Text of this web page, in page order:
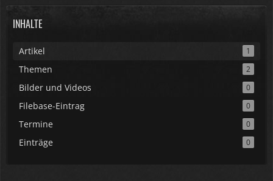
INHALTE
Artikel 1
Themen 2
Bilder und Videos 0
Filebase-Eintrag 0
Termine 0
Einträge 0